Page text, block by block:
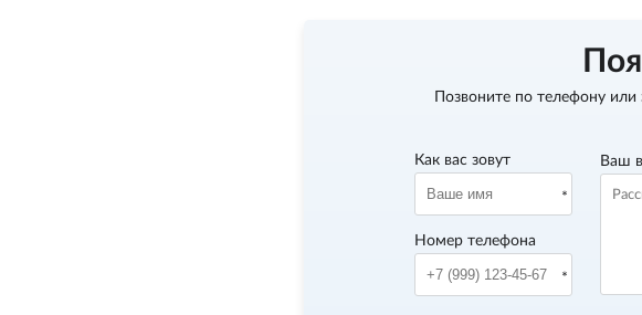
Позвоните по телефону или
Как вас зовут
Номер телефона
Ваш